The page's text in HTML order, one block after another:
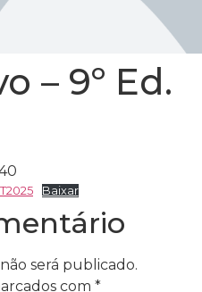
– 9º Ed.
Baixar
será publicado.
com *